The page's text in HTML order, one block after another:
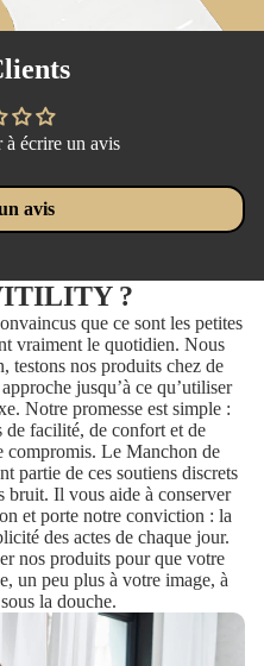
à écrire un avis
avis
?
que ce sont les petites
vraiment le quotidien. Nous
testons nos produits chez de
jusqu’à ce qu’utiliser
Notre promesse est simple :
de facilité, de confort et de
compromis. Le Manchon de
partie de ces soutiens discrets
bruit. Il vous aide à conserver
et porte notre conviction : la
des actes de chaque jour.
nos produits pour que votre
un peu plus à votre image, à
la douche.